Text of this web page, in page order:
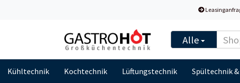
Alle
Kühltechnik Kochtechnik Lüftungstechnik Spültechnik